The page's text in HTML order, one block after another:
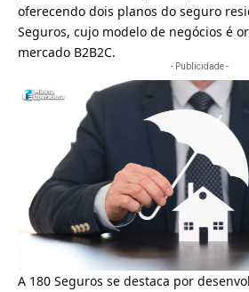
oferecendo dois planos do seguro
Seguros, cujo modelo de negócios é
mercado B2B2C.
- Publicidade -
A 180 Seguros se destaca por